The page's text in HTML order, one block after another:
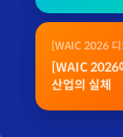
[WAIC 2026 디
[WAIC 2026
산업의 실체